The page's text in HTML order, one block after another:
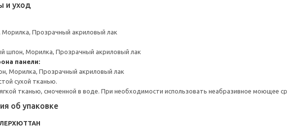
и уход
Морилка, Прозрачный акриловый лак
шпон, Морилка, Прозрачный акриловый лак
панели:
Морилка, Прозрачный акриловый лак
сухой тканью.
тканью, смоченной в воде. При необходимости использовать неабразивное моющее
об упаковке
ЛЕРХЮТТАН